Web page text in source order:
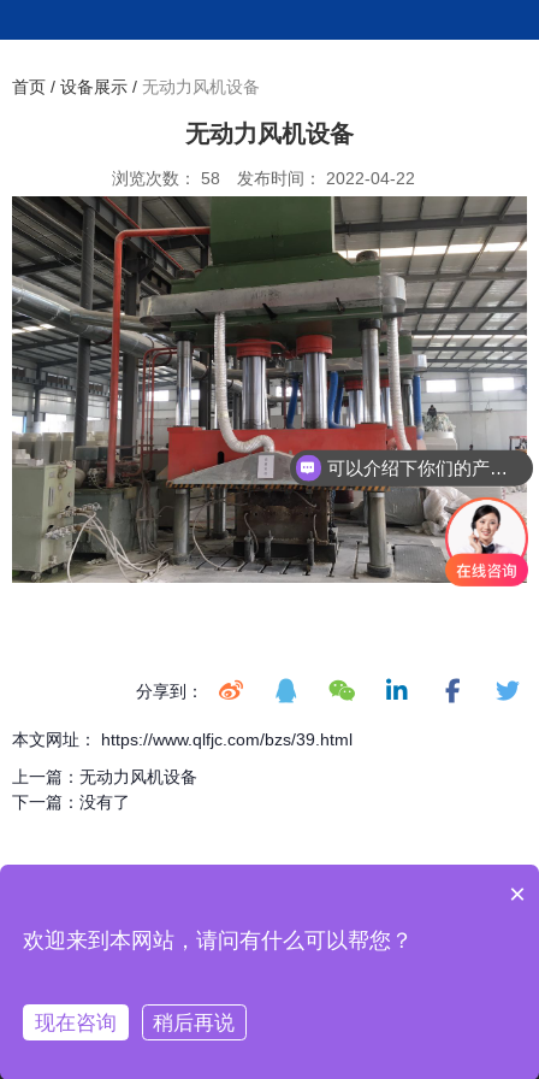
首页 / 设备展示 / 无动力风机设备
无动力风机设备
浏览次数： 58 发布时间： 2022-04-22
分享到：
本文网址： https://www.qlfjc.com/bzs/39.html
上一篇： 无动力风机设备
下一篇： 没有了
可以介绍下你们的产品么
×
欢迎来到本网站，请问有什么可以帮您？
现在咨询 稍后再说